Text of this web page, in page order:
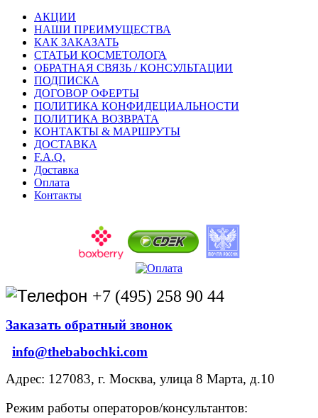
АКЦИИ
НАШИ ПРЕИМУЩЕСТВА
КАК ЗАКАЗАТЬ
СТАТЬИ КОСМЕТОЛОГА
ОБРАТНАЯ СВЯЗЬ / КОНСУЛЬТАЦИИ
ПОДПИСКА
ДОГОВОР ОФЕРТЫ
ПОЛИТИКА КОНФИДЕЦИАЛЬНОСТИ
ПОЛИТИКА ВОЗВРАТА
КОНТАКТЫ & МАРШРУТЫ
ДОСТАВКА
F.A.Q.
Доставка
Оплата
Контакты
+7 (495) 258 90 44
Заказать обратный звонок
info@thebabochki.com
Адрес: 127083, г. Москва, улица 8 Марта, д.10
Режим работы операторов/консультантов: